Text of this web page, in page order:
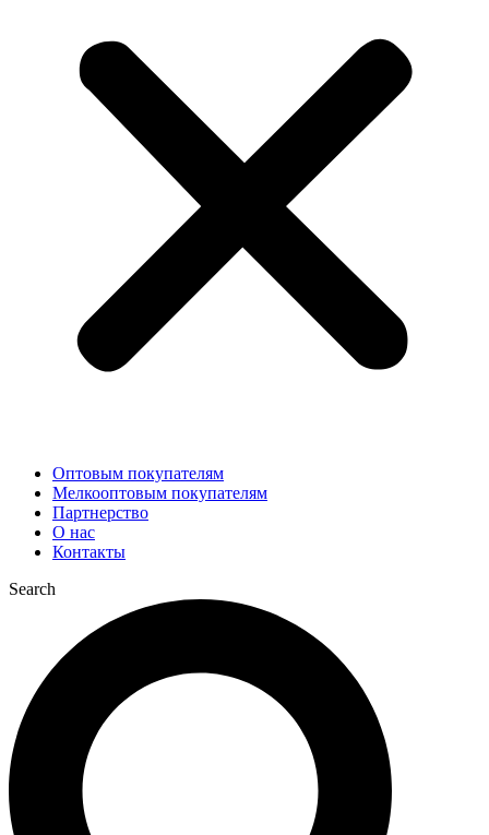
Оптовым покупателям
Мелкооптовым покупателям
Партнерство
О нас
Контакты
Search